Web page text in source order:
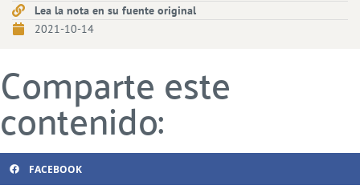
Lea la nota en su fuente original
2021-10-14
Comparte este
contenido:
FACEBOOK